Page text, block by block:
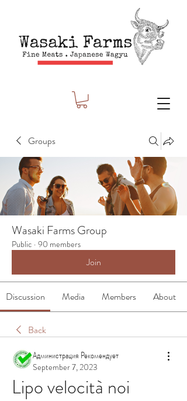
Groups
Wasaki Farms Group
Public · 90 members
Join
Discussion Media Members About
Back
Администрация Рекомендует
September 7, 2023
Lipo velocità noi